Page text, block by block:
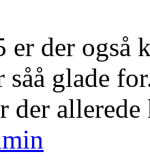
er der også
glade
der